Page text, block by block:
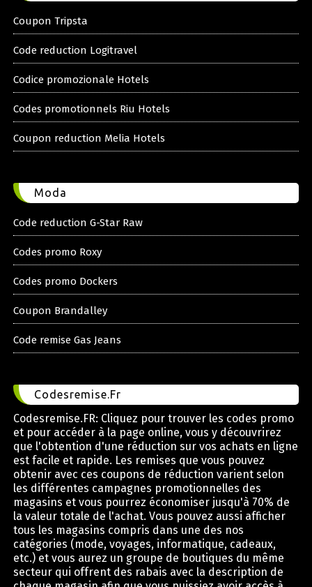
Coupon Tripsta
Code reduction Logitravel
Codice promozionale Hotels
Codes promotionnels Riu Hotels
Coupon reduction Melia Hotels
Moda
Code reduction G-Star Raw
Codes promo Roxy
Codes promo Dockers
Coupon Brandalley
Code remise Gas Jeans
Codesremise.Fr
Codesremise.FR: Cliquez pour trouver les codes promo
et pour accéder à la page online, vous y découvrirez
que l'obtention d'une réduction sur vos achats en ligne
est facile et rapide. Les remises que vous pouvez
obtenir avec ces coupons de réduction varient selon
les différentes campagnes promotionnelles des
magasins et vous pourrez économiser jusqu'à 70% de
la valeur totale de l'achat. Vous pouvez aussi afficher
tous les magasins compris dans une des nos
catégories (mode, voyages, informatique, cadeaux,
etc.) et vous aurez un groupe de boutiques du même
secteur qui offrent des rabais avec la description de